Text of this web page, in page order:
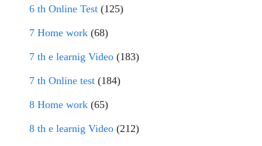
6 th Online Test (125)
7 Home work (68)
7 th e learnig Video (183)
7 th Online test (184)
8 Home work (65)
8 th e learnig Video (212)